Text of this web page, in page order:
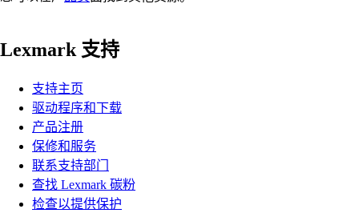
Lexmark 支持
支持主页
驱动程序和下载
产品注册
保修和服务
联系支持部门
查找 Lexmark 碳粉
检查以提供保护